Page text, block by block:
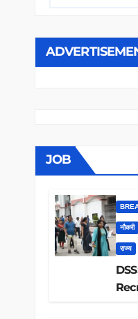
JOB
नौकरी
राज्य